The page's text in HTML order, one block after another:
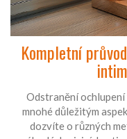
Kompletní
Odstranění
mnohé důležitým
dozvíte o různých